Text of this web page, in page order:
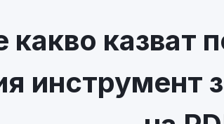
какво казват
инструмент